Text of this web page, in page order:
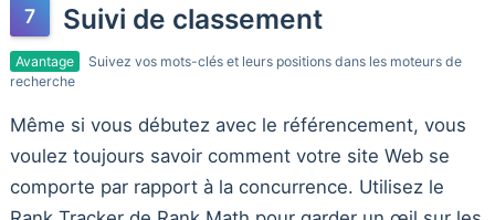
Suivi de classement
Avantage
Suivez vos mots-clés et leurs positions dans les moteurs de
recherche
Même si vous débutez avec le référencement, vous
voulez toujours savoir comment votre site Web se
comporte par rapport à la concurrence. Utilisez le